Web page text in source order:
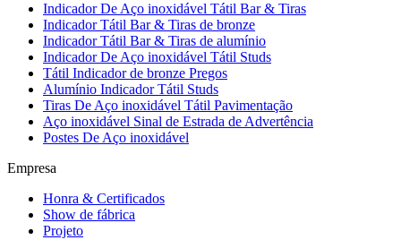
Indicador De Aço inoxidável Tátil Bar & Tiras
Indicador Tátil Bar & Tiras de bronze
Indicador Tátil Bar & Tiras de alumínio
Indicador De Aço inoxidável Tátil Studs
Tátil Indicador de bronze Pregos
Alumínio Indicador Tátil Studs
Tiras De Aço inoxidável Tátil Pavimentação
Aço inoxidável Sinal de Estrada de Advertência
Postes De Aço inoxidável
Empresa
Honra & Certificados
Show de fábrica
Projeto